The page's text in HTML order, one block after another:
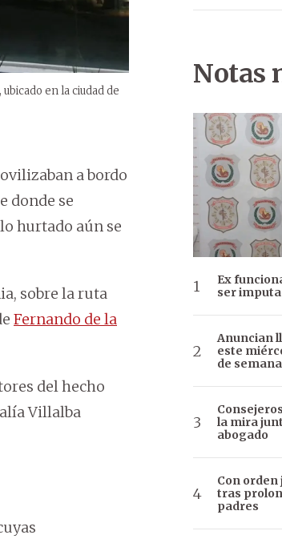
en la ciudad de
a bordo
donde se
hurtado aún se
sobre la ruta
Fernando de la
del hecho
Villalba
Notas
Ex
ser
Anuncian
este
de semana
la mira
abogado
Con orden
tras
padres